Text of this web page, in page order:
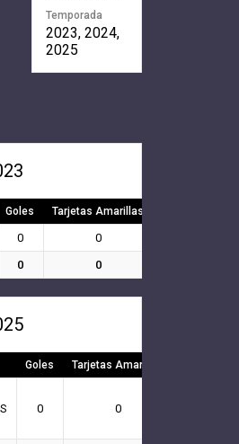
Temporada
2023, 2024,
2025
Goles Tarjetas Amarillas
0 0
0 0
Goles Tarjetas Amarillas
0 0